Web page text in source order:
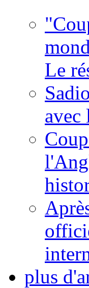
Le
avec
plus